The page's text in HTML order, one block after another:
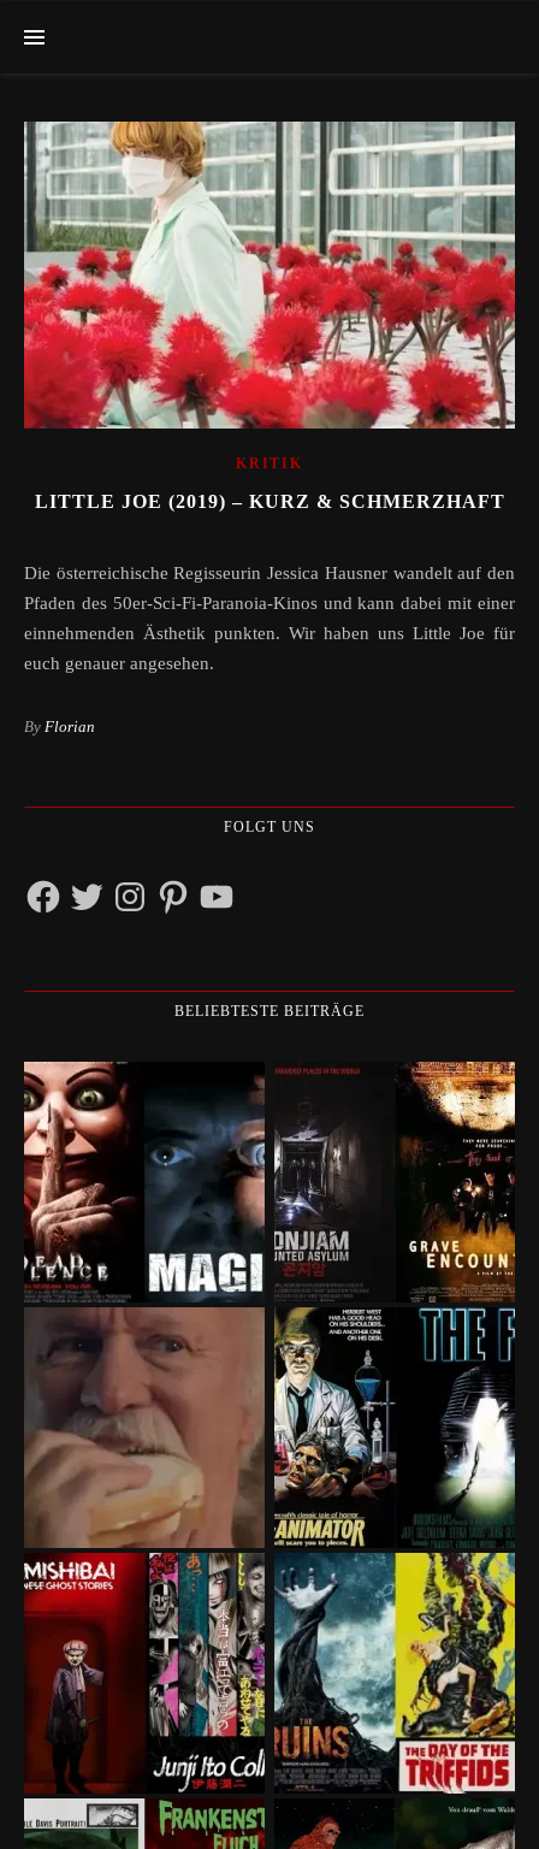
KRITIK
LITTLE JOE (2019) – KURZ & SCHMERZHAFT
Die österreichische Regisseurin Jessica Hausner wandelt auf den
Pfaden des 50er-Sci-Fi-Paranoia-Kinos und kann dabei mit einer
einnehmenden Ästhetik punkten. Wir haben uns Little Joe für
euch genauer angesehen.
By Florian
FOLGT UNS
FacebookTwitterInstagramPinterestYouTube
BELIEBTESTE BEITRÄGE